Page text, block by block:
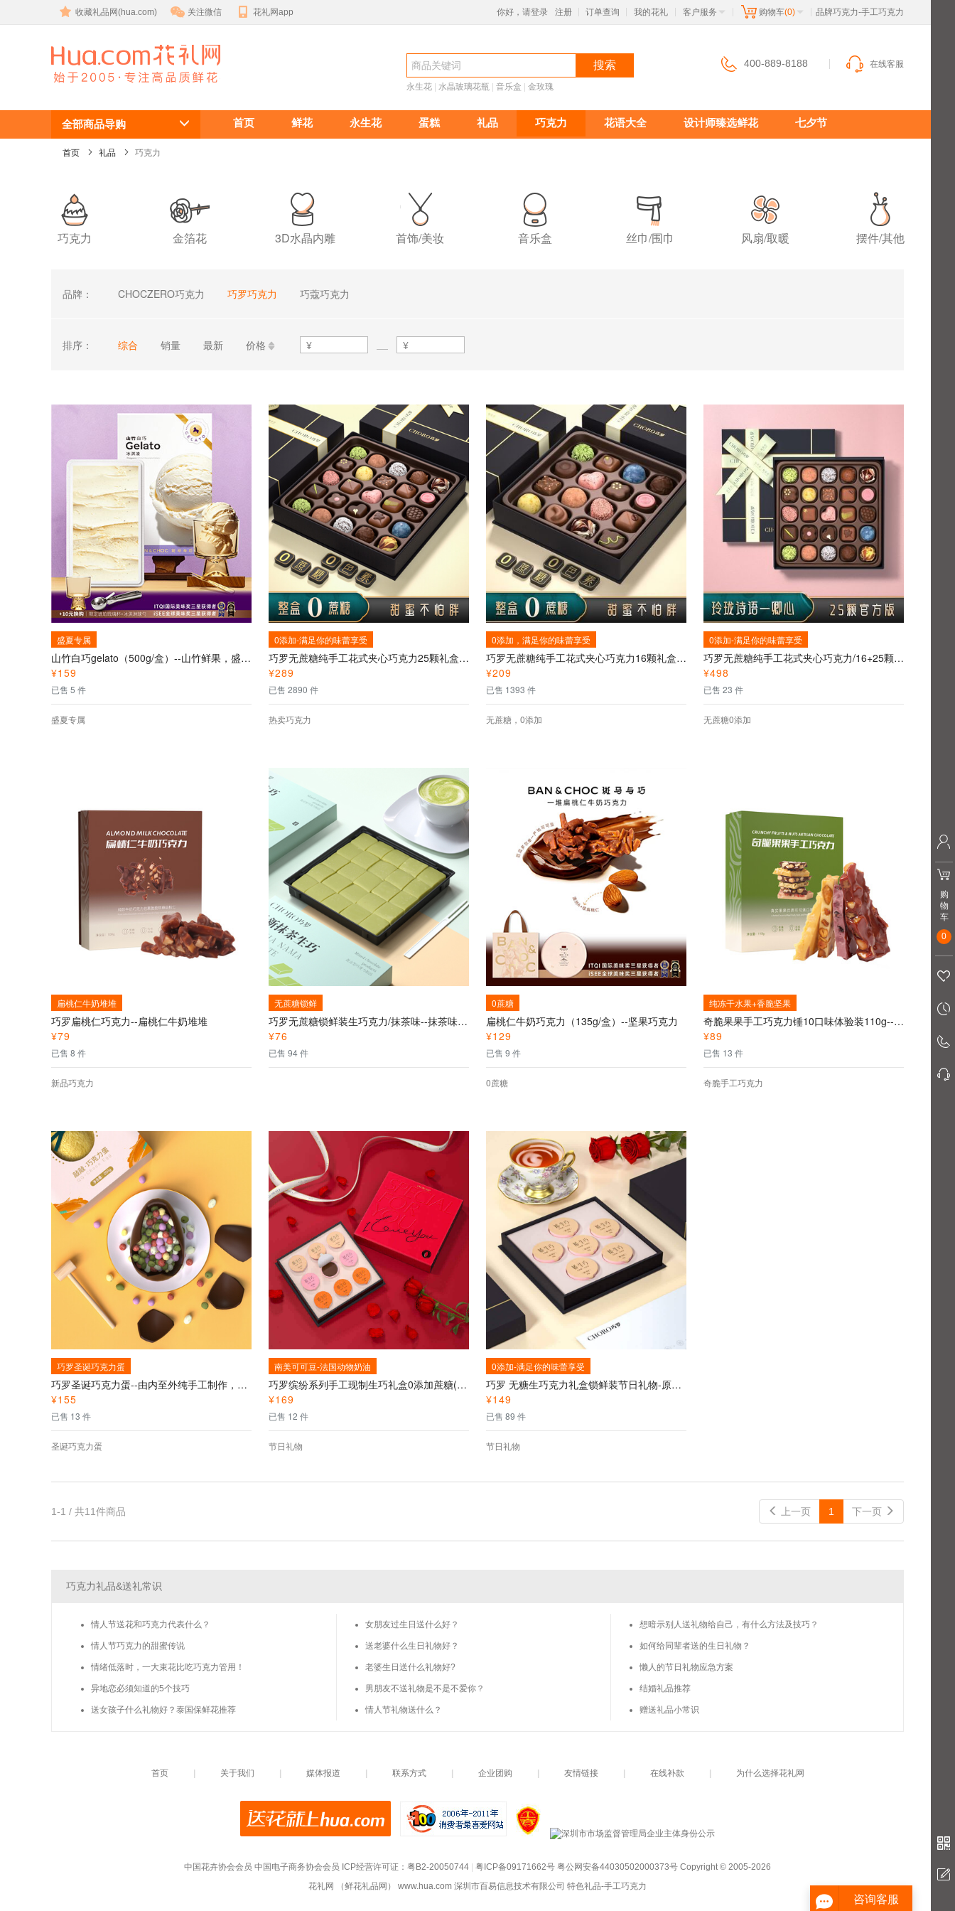
收藏礼品网(hua.com) 关注微信 花礼网app 你好，请登录 注册 订单查询 我的花礼 客户服务 购物车(0) 品牌巧克力-手工巧克力
手工巧克力
搜索
永生花 水晶玻璃花瓶 音乐盒 金玫瑰
400-889-8188 在线客服
全部商品导购 首页 鲜花 永生花 蛋糕 礼品 巧克力 花语大全 设计师臻选鲜花 七夕节
首页 礼品 巧克力
巧克力 金箔花 3D水晶内雕 首饰/美妆 音乐盒 丝巾/围巾 风扇/取暖 摆件/其他
品牌： CHOCZERO巧克力 巧罗巧克力 巧蔻巧克力
排序： 综合 销量 最新 价格
盛夏专属
山竹白巧gelato（500g/盒）--山竹鲜果，盛夏专属
¥159
已售 5 件
盛夏专属
0添加-满足你的味蕾享受
巧罗无蔗糖纯手工花式夹心巧克力25颗礼盒装—格蕾之心--无蔗糖手工花式巧克力
¥289
已售 2890 件
热卖巧克力
0添加，满足你的味蕾享受
巧罗无蔗糖纯手工花式夹心巧克力16颗礼盒装—格蕾之心--星空巧克力
¥209
已售 1393 件
无蔗糖，0添加
0添加-满足你的味蕾享受
巧罗无蔗糖纯手工花式夹心巧克力/16+25颗混合款--无蔗糖手工花式巧克力
¥498
已售 23 件
无蔗糖0添加
扁桃仁牛奶堆堆
巧罗扁桃仁巧克力--扁桃仁牛奶堆堆
¥79
已售 8 件
新品巧克力
无蔗糖锁鲜
巧罗无蔗糖锁鲜装生巧克力/抹茶味--抹茶味生巧克力
¥76
已售 94 件
0蔗糖
扁桃仁牛奶巧克力（135g/盒）--坚果巧克力
¥129
已售 9 件
0蔗糖
纯冻干水果+香脆坚果
奇脆果果手工巧克力锤10口味体验装110g--原汁原味的纯冻干水果植蔬纯烤香脆坚果仅裹上蜂蜜搭配黄金产区的芳香可可原料出自天然
¥89
已售 13 件
奇脆手工巧克力
巧罗圣诞巧克力蛋
巧罗圣诞巧克力蛋--由内至外纯手工制作，内含多口味双层巧克力夹心豆
¥155
已售 13 件
圣诞巧克力蛋
南美可可豆-法国动物奶油
巧罗缤纷系列手工现制生巧礼盒0添加蔗糖(9罐)--无蔗糖手工花式巧克力
¥169
已售 12 件
节日礼物
0添加-满足你的味蕾享受
巧罗 无糖生巧克力礼盒锁鲜装节日礼物-原味120g--无糖生巧克力
¥149
已售 89 件
节日礼物
1-1 / 共11件商品 上一页 1 下一页
巧克力礼品&送礼常识
情人节送花和巧克力代表什么？
情人节巧克力的甜蜜传说
情绪低落时，一大束花比吃巧克力管用！
异地恋必须知道的5个技巧
送女孩子什么礼物好？泰国保鲜花推荐
女朋友过生日送什么好？
送老婆什么生日礼物好？
老婆生日送什么礼物好?
男朋友不送礼物是不是不爱你？
情人节礼物送什么？
想暗示别人送礼物给自己，有什么方法及技巧？
如何给同辈者送的生日礼物？
懒人的节日礼物应急方案
结婚礼品推荐
赠送礼品小常识
首页 关于我们 媒体报道 联系方式 企业团购 友情链接 在线补款 为什么选择花礼网
中国花卉协会会员 中国电子商务协会会员 ICP经营许可证： 粤B2-20050744 粤ICP备09171662号 粤公网安备44030502000373号 Copyright © 2005-2026
花礼网 （鲜花礼品网） www.hua.com 深圳市百易信息技术有限公司 特色礼品-手工巧克力
购
物
车
0